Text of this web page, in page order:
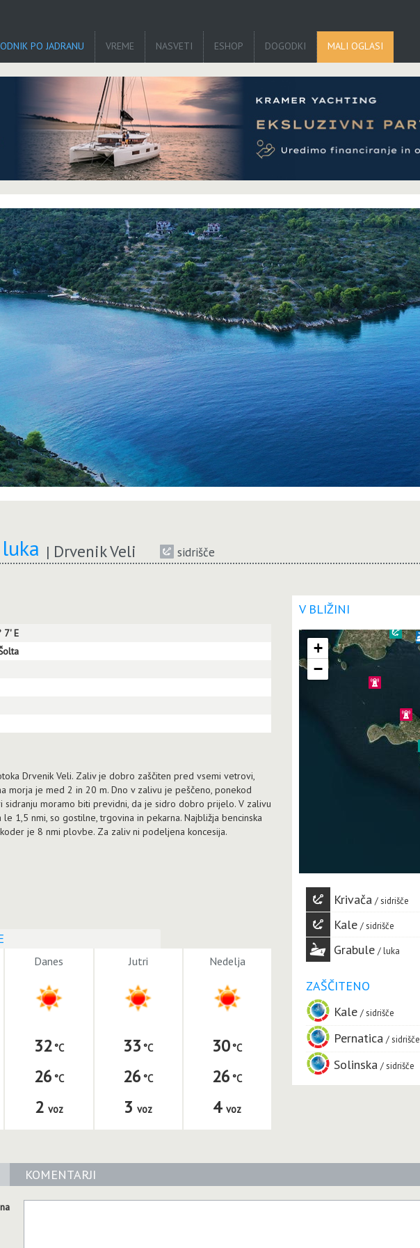
PO JADRANU VREME NASVETI ESHOP DOGODKI MALI OGLASI
Drvenik Veli sidrišče
7' E
Drvenik Veli. Zaliv je dobro zaščiten pred vsemi vetrovi,
morja je med 2 in 20 m. Dno v zalivu je peščeno, ponekod
sidranju moramo biti previdni, da je sidro dobro prijelo. V zalivu
1,5 nmi, so gostilne, trgovina in pekarna. Najbližja bencinska
je 8 nmi plovbe. Za zaliv ni podeljena koncesija.
Danes
32
26
2 voz
Jutri
33
26
3 voz
Nedelja
30
26
4 voz
V BLIŽINI
+
−
Krivača sidrišče
Kale sidrišče
Grabule luka
ZAŠČITENO
Kale
sidrišče
Pernatica sidrišče
Solinska sidrišče
KOMENTARJI